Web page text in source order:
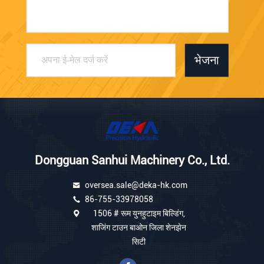
भेजना
Dongguan Sanhui Machinery Co., Ltd.
oversea.sale@deka-hk.com
86-755-33978058
1506 # रूम युनहुटाइम बिल्डिंग,
शाजिंग टाउन बाओन जिला शेनझेन
सिटी